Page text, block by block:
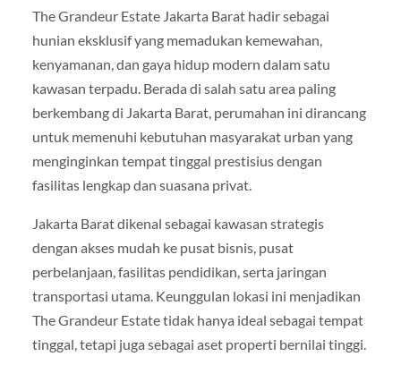
The Grandeur Estate Jakarta Barat hadir sebagai
hunian eksklusif yang memadukan kemewahan,
kenyamanan, dan gaya hidup modern dalam satu
kawasan terpadu. Berada di salah satu area paling
berkembang di Jakarta Barat, perumahan ini dirancang
untuk memenuhi kebutuhan masyarakat urban yang
menginginkan tempat tinggal prestisius dengan
fasilitas lengkap dan suasana privat.
Jakarta Barat dikenal sebagai kawasan strategis
dengan akses mudah ke pusat bisnis, pusat
perbelanjaan, fasilitas pendidikan, serta jaringan
transportasi utama. Keunggulan lokasi ini menjadikan
The Grandeur Estate tidak hanya ideal sebagai tempat
tinggal, tetapi juga sebagai aset properti bernilai tinggi.